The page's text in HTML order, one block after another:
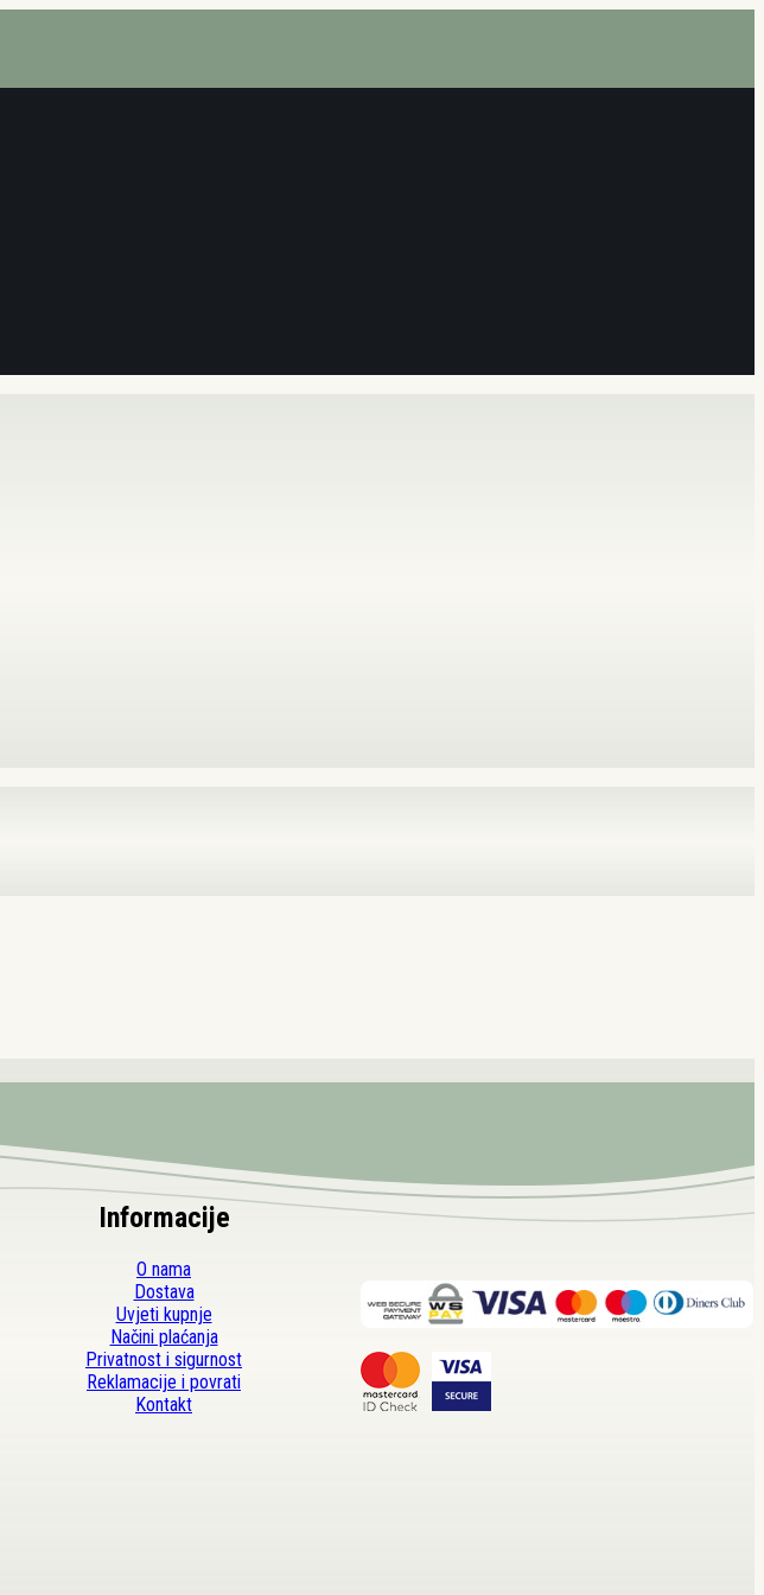
Informacije
O nama
Dostava
Uvjeti kupnje
Načini plaćanja
Privatnost i sigurnost
Reklamacije i povrati
Kontakt